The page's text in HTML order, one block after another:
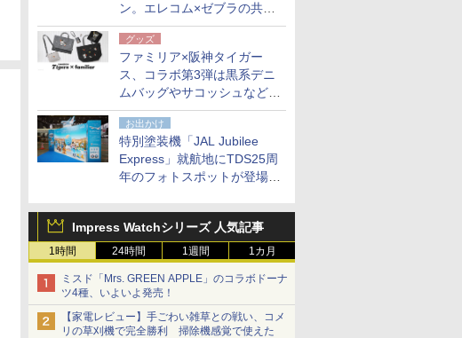
ン。エレコム×ゼブラの共同
開発
グッズ
ファミリア×阪神タイガー
ス、コラボ第3弾は黒系デニ
ムバッグやサコッシュなど6
点。8月21日オンラインスト
アで発売
お出かけ
特別塗装機「JAL Jubilee
Express」就航地にTDS25周
年のフォトスポットが登場。
Impress Watchシリーズ 人気記事
1時間 24時間 1週間 1カ月
ミスド「Mrs. GREEN APPLE」のコラボドーナ
ツ4種、いよいよ発売！
【家電レビュー】手ごわい雑草との戦い、コメ
リの草刈機で完全勝利 掃除機感覚で使えた